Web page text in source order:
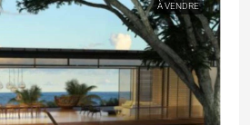
À VENDRE